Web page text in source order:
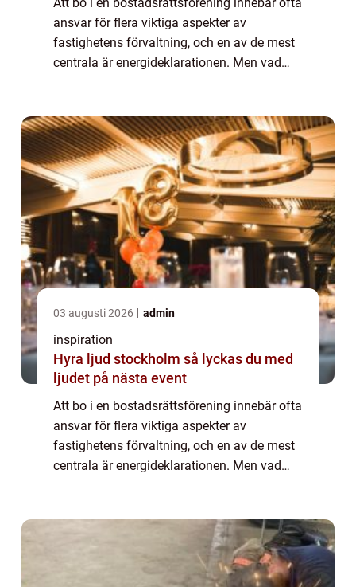
Att bo i en bostadsrättsförening innebär ofta
ansvar för flera viktiga aspekter av
fastighetens förvaltning, och en av de mest
centrala är energideklarationen. Men vad
03 augusti 2026 admin
inspiration
Hyra ljud stockholm så lyckas du med
ljudet på nästa event
Att bo i en bostadsrättsförening innebär ofta
ansvar för flera viktiga aspekter av
fastighetens förvaltning, och en av de mest
centrala är energideklarationen. Men vad